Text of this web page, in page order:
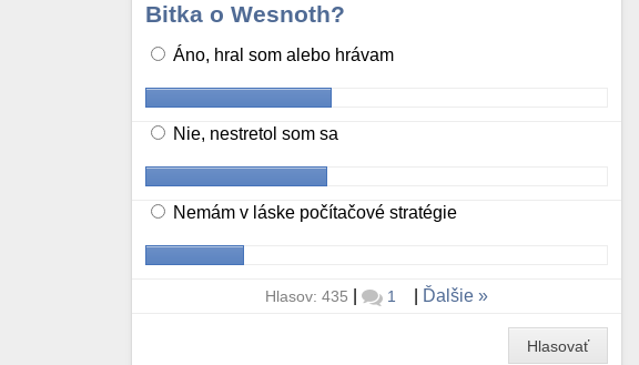
Bitka o Wesnoth?
Áno, hral som alebo hrávam
Nie, nestretol som sa
Nemám v láske počítačové stratégie
Hlasov: 435 | 1 Ďalšie
Hlasovať